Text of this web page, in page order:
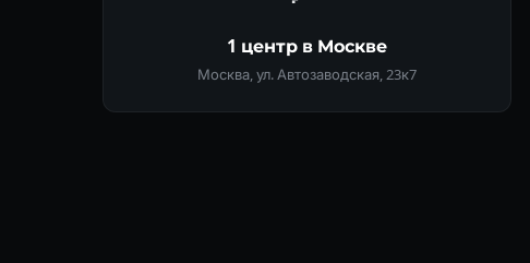
1 центр в Москве
Москва, ул. Автозаводская, 23к7